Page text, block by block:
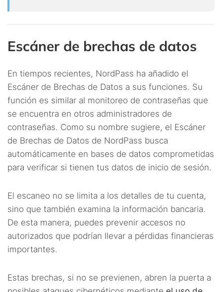
Escáner de brechas de datos
En tiempos recientes, NordPass ha añadido el
Escáner de Brechas de Datos a sus funciones. Su
función es similar al monitoreo de contraseñas que
se encuentra en otros administradores de
contraseñas. Como su nombre sugiere, el Escáner
de Brechas de Datos de NordPass busca
automáticamente en bases de datos comprometidas
para verificar si tienen tus datos de inicio de sesión.
El escaneo no se limita a los detalles de tu cuenta,
sino que también examina la información bancaria.
De esta manera, puedes prevenir accesos no
autorizados que podrían llevar a pérdidas financieras
importantes.
Estas brechas, si no se previenen, abren la puerta a